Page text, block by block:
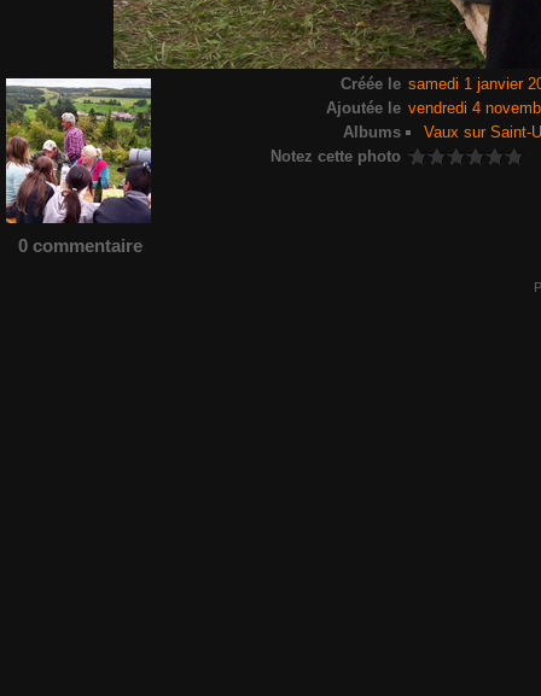
Créée le samedi 1 janvier
Ajoutée le vendredi 4
Albums
Vaux sur Saint-
Notez cette photo
0 commentaire